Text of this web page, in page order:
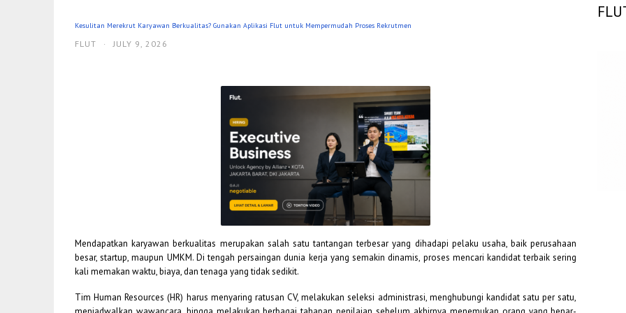
Kesulitan Merekrut Karyawan Berkualitas? Gunakan Aplikasi Flut untuk Mempermudah Proses Rekrutmen
FLUT · JULY 9, 2026
Mendapatkan karyawan berkualitas merupakan salah satu tantangan terbesar yang dihadapi pelaku usaha, baik perusahaan
besar, startup, maupun UMKM. Di tengah persaingan dunia kerja yang semakin dinamis, proses mencari kandidat terbaik sering
kali memakan waktu, biaya, dan tenaga yang tidak sedikit.
Tim Human Resources (HR) harus menyaring ratusan CV, melakukan seleksi administrasi, menghubungi kandidat satu per satu,